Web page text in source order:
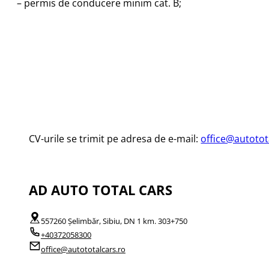
– permis de conducere minim cat. B;
CV-urile se trimit pe adresa de e-mail:
AD AUTO TOTAL CARS
557260 Șelimbăr, Sibiu, DN 1 km. 303+750
+40372058300
office@autototalcars.ro